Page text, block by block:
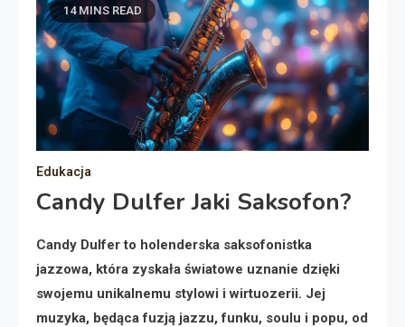
14 MINS READ
Edukacja
Candy Dulfer Jaki Saksofon?
Candy Dulfer to holenderska saksofonistka
jazzowa, która zyskała światowe uznanie dzięki
swojemu unikalnemu stylowi i wirtuozerii. Jej
muzyka, będąca fuzją jazzu, funku, soulu i popu, od